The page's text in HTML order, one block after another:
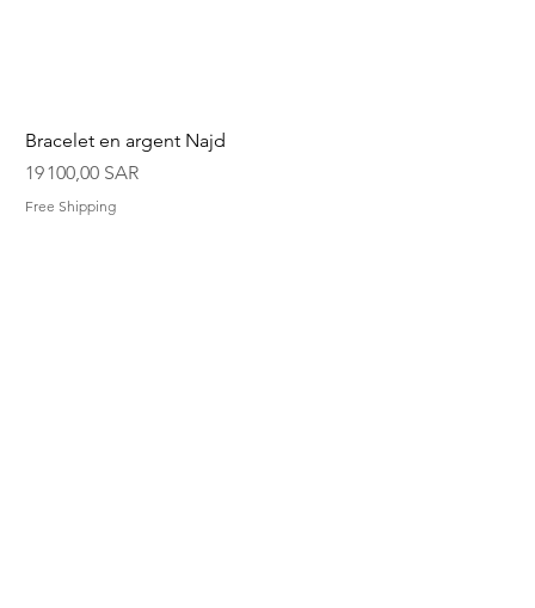
Bracelet en argent Najd
Prix
19 100,00 SAR
Free Shipping